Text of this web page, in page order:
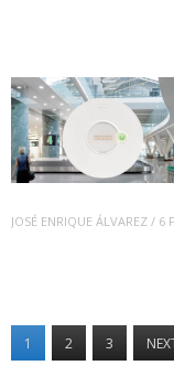
JOSÉ ENRIQUE ÁLVAREZ / 6
1 2 3